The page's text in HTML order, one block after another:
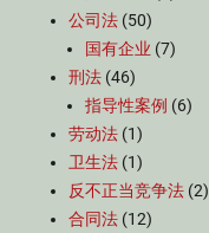
公司法 (50)
国有企业 (7)
刑法 (46)
指导性案例 (6)
劳动法 (1)
卫生法 (1)
反不正当竞争法 (2)
合同法 (12)